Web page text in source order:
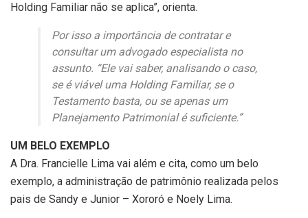
Holding Familiar não se aplica”, orienta.
Por isso a importância de contratar e
consultar um advogado especialista no
assunto. “Ele vai saber, analisando o caso,
se é viável uma Holding Familiar, se o
Testamento basta, ou se apenas um
Planejamento Patrimonial é suficiente.”
UM BELO EXEMPLO
A Dra. Francielle Lima vai além e cita, como um belo
exemplo, a administração de patrimônio realizada pelos
pais de Sandy e Junior – Xororó e Noely Lima.